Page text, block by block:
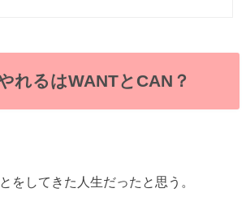
れるはWANTとCAN？
をしてきた人生だったと思う。